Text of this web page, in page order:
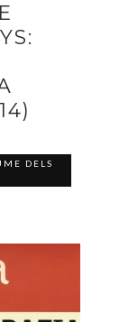
DELS